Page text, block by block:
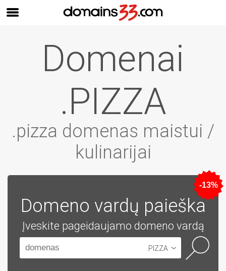
Domenai
.PIZZA
.pizza domenas maistui /
kulinarijai
-13%
Domeno vardų paieška
Įveskite pageidaujamo domeno vardą
.PIZZA